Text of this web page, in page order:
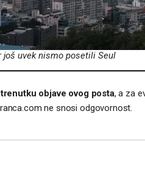
još uvek nismo posetili Seul
objave ovog posta, a za
ne snosi odgovornost.